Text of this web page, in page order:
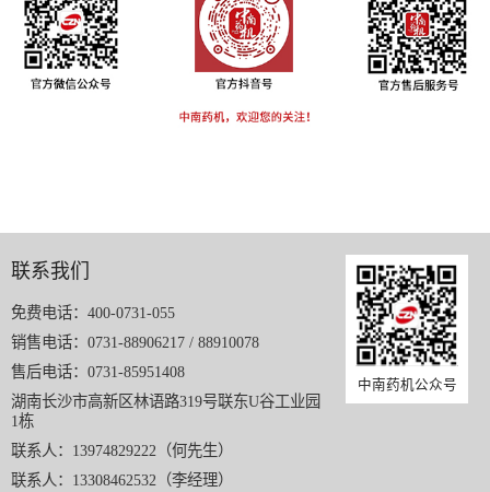
联系我们
免费电话：400-0731-055
销售电话：0731-88906217 / 88910078
售后电话：0731-85951408
湖南长沙市高新区林语路319号联东U谷工业园
1栋
联系人：13974829222（何先生）
联系人：13308462532（李经理）
中南药机公众号